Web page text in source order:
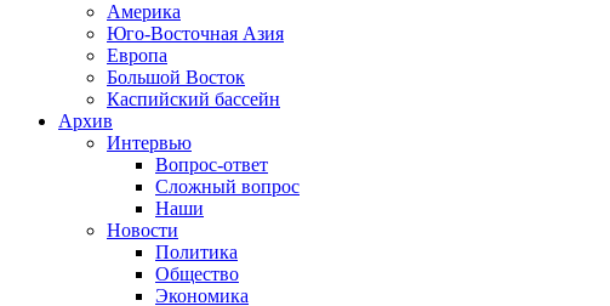
Америка
Юго-Восточная Азия
Европа
Большой Восток
Каспийский бассейн
Архив
Интервью
Вопрос-ответ
Сложный вопрос
Наши
Новости
Политика
Общество
Экономика